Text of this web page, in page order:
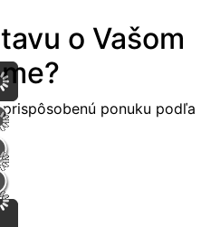
o Vašom
ponuku podľa